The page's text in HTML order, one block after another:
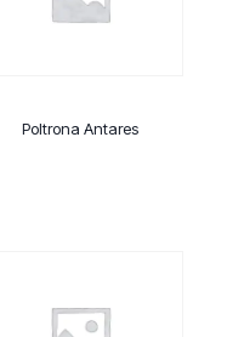
Poltrona Antares